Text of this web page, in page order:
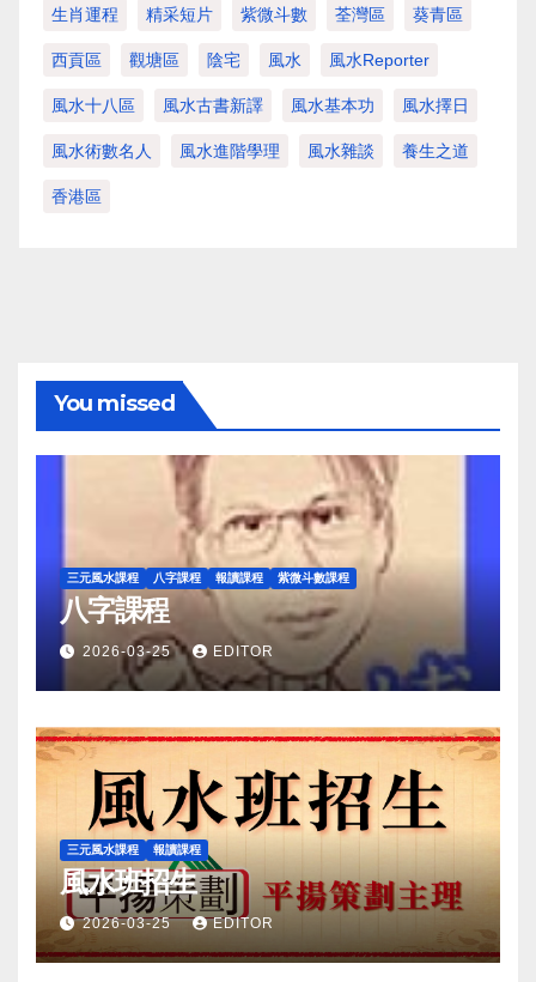
生肖運程 精采短片 紫微斗數 荃灣區 葵青區
西貢區 觀塘區 陰宅 風水 風水Reporter
風水十八區 風水古書新譯 風水基本功 風水擇日
風水術數名人 風水進階學理 風水雜談 養生之道
香港區
You missed
三元風水課程 八字課程 報讀課程 紫微斗數課程
八字課程
2026-03-25 EDITOR
三元風水課程 報讀課程
風水班招生
2026-03-25 EDITOR